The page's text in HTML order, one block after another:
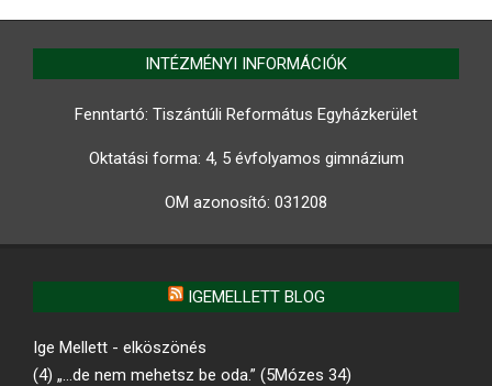
INTÉZMÉNYI INFORMÁCIÓK
Fenntartó: Tiszántúli Református Egyházkerület
Oktatási forma: 4, 5 évfolyamos gimnázium
OM azonosító: 031208
IGEMELLETT BLOG
Ige Mellett - elköszönés
(4) „…de nem mehetsz be oda.” (5Mózes 34)